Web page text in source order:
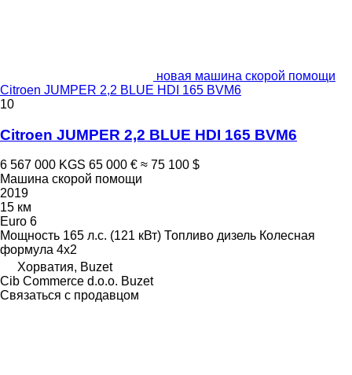
новая машина скорой помощи
Citroen JUMPER 2,2 BLUE HDI 165 BVM6
10
Citroen JUMPER 2,2 BLUE HDI 165 BVM6
6 567 000 KGS 65 000 € ≈ 75 100 $
Машина скорой помощи
2019
15 км
Euro 6
Мощность 165 л.с. (121 кВт) Топливо дизель Колесная
формула 4x2
Хорватия, Buzet
Cib Commerce d.o.o. Buzet
Связаться с продавцом